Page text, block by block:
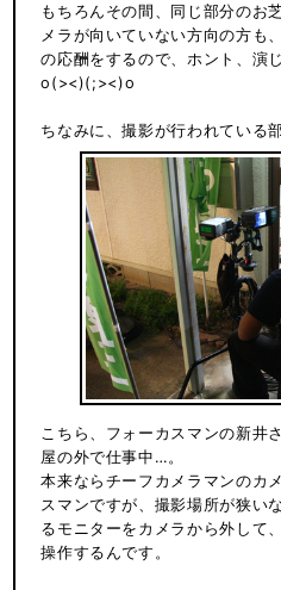
もちろんその間、同じ部分のお
メラが向いていない方向の方も
の応酬をするので、ホント、演
o(><)(;><)o
ちなみに、撮影が行われている
こちら、フォーカスマンの新井
屋の外で仕事中…。
本来ならチーフカメラマンのカ
スマンですが、撮影場所が狭い
るモニターをカメラから外して
操作するんです。